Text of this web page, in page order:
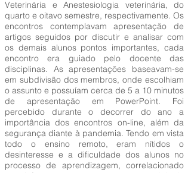
Veterinária e Anestesiologia veterinária, do
quarto e oitavo semestre, respectivamente. Os
encontros contemplavam apresentação de
artigos seguidos por discutir e analisar com
os demais alunos pontos importantes, cada
encontro era guiado pelo docente das
disciplinas. As apresentações baseavam-se
em subdivisão dos membros, onde escolhiam
o assunto e possuíam cerca de 5 a 10 minutos
de apresentação em PowerPoint. Foi
percebido durante o decorrer do ano a
importância dos encontros on-line, além da
segurança diante à pandemia. Tendo em vista
todo o ensino remoto, eram nítidos o
desinteresse e a dificuldade dos alunos no
processo de aprendizagem, correlacionado